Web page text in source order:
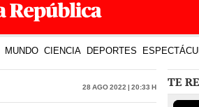
MUNDO CIENCIA DEPORTES
28 Ago 2022 | 20:33 h TE